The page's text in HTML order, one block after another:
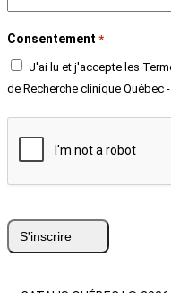
Consentement *
J'ai lu et j'accepte les
de Recherche clinique Québec